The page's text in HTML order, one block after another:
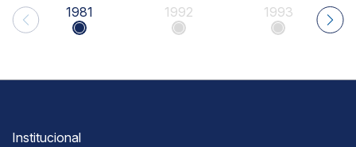
1981 1992 1993
Institucional